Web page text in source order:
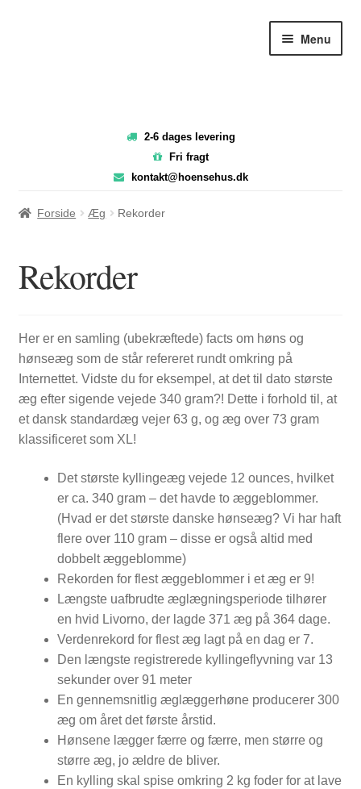
Menu
FORSIDE
NYTTIG VIDEN
2-6 dages levering
Fri fragt
kontakt@hoensehus.dk
Forside Æg Rekorder
Rekorder
Her er en samling (ubekræftede) facts om høns og
hønseæg som de står refereret rundt omkring på
Internettet. Vidste du for eksempel, at det til dato største
æg efter sigende vejede 340 gram?! Dette i forhold til, at
et dansk standardæg vejer 63 g, og æg over 73 gram
klassificeret som XL!
Det største kyllingeæg vejede 12 ounces, hvilket
er ca. 340 gram – det havde to æggeblommer.
(Hvad er det største danske hønseæg? Vi har haft
flere over 110 gram – disse er også altid med
dobbelt æggeblomme)
Rekorden for flest æggeblommer i et æg er 9!
Længste uafbrudte æglægningsperiode tilhører
en hvid Livorno, der lagde 371 æg på 364 dage.
Verdenrekord for flest æg lagt på en dag er 7.
Den længste registrerede kyllingeflyvning var 13
sekunder over 91 meter
En gennemsnitlig æglæggerhøne producerer 300
æg om året det første årstid.
Hønsene lægger færre og færre, men større og
større æg, jo ældre de bliver.
En kylling skal spise omkring 2 kg foder for at lave